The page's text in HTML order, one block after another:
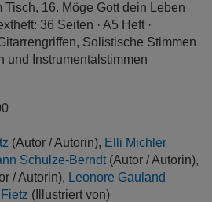
Tisch, 16. Möge Gott dein Leben
36 Seiten · A5 Heft ·
Solistische Stimmen
und Instrumentalstimmen
(Autor / Autorin), Elli Michler
Schulze-Berndt(Autor / Autorin),
/ Autorin), Leonore Gauland
(Illustriert von)